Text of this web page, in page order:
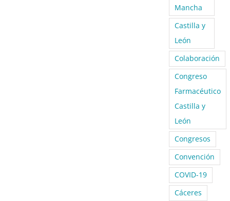
Mancha
Castilla y
León
Colaboración
Congreso
Farmacéutico
Castilla y
León
Congresos
Convención
COVID-19
Cáceres